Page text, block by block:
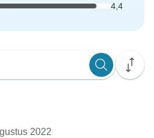
4,4
2022